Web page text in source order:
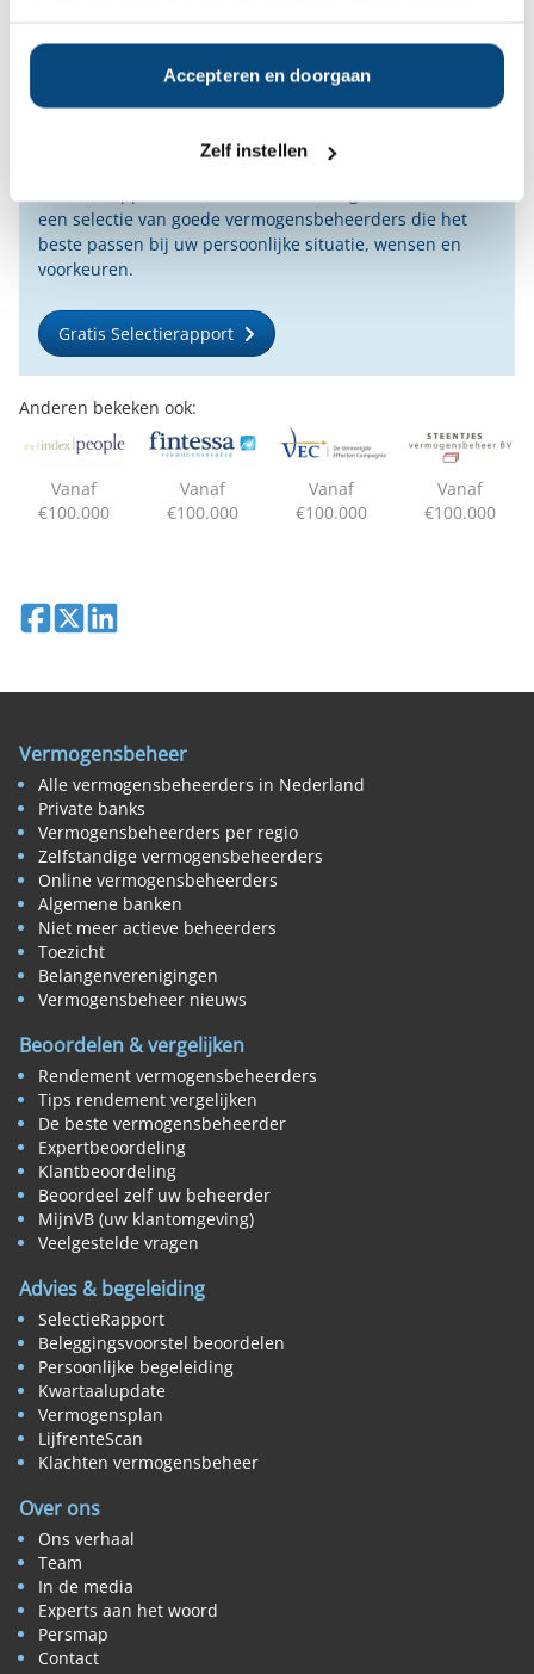
Accepteren en doorgaan
Zelf instellen
Op zoek naar de beste
vermogensbeheerder?
vermogensbeheerder?
Vraag dan gratis en geheel vrijblijvend een
een selectie van goede vermogensbeheerders die het
beste passen bij uw persoonlijke situatie, wensen en
voorkeuren.
Gratis Selectierapport
Anderen bekeken ook:
Vanaf
€100.000
Vanaf
€100.000
Vanaf
€100.000
Vanaf
€100.000
Deel op Facebook
Deel op XDeel op LinkedIn
Vermogensbeheer
Alle vermogensbeheerders in Nederland
Private banks
Vermogensbeheerders per regio
Zelfstandige vermogensbeheerders
Online vermogensbeheerders
Algemene banken
Niet meer actieve beheerders
Toezicht
Belangenverenigingen
Vermogensbeheer nieuws
Beoordelen & vergelijken
Rendement vermogensbeheerders
Tips rendement vergelijken
De beste vermogensbeheerder
Expertbeoordeling
Klantbeoordeling
Beoordeel zelf uw beheerder
MijnVB (uw klantomgeving)
Veelgestelde vragen
Advies & begeleiding
SelectieRapport
Beleggingsvoorstel beoordelen
Persoonlijke begeleiding
Kwartaalupdate
Vermogensplan
LijfrenteScan
Klachten vermogensbeheer
Over ons
Ons verhaal
Team
In de media
Experts aan het woord
Persmap
Contact